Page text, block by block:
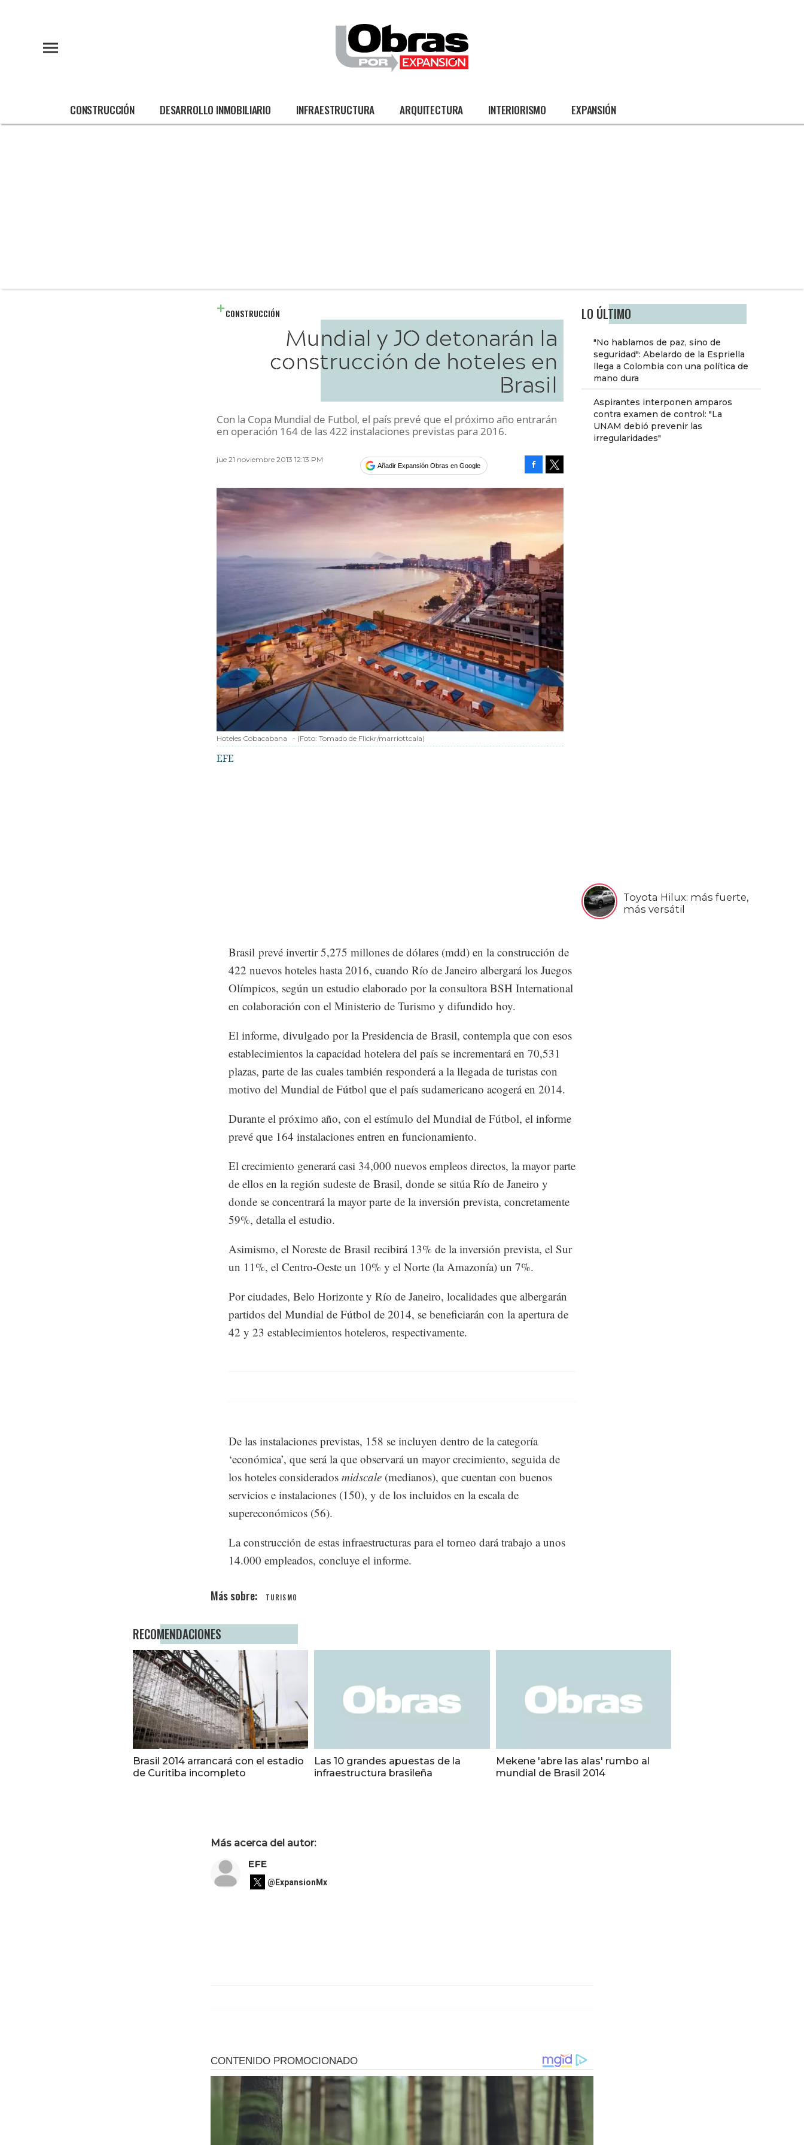
CONSTRUCCIÓN DESARROLLO INMOBILIARIO INFRAESTRUCTURA ARQUITECTURA INTERIORISMO EXPANSIÓN
LO ÚLTIMO
"No hablamos de paz, sino de
seguridad": Abelardo de la Espriella
llega a Colombia con una política de
mano dura
Aspirantes interponen amparos
contra examen de control: "La
UNAM debió prevenir las
irregularidades"
Toyota Hilux: más fuerte,
más versátil
CONSTRUCCIÓN
Mundial y JO detonarán la
construcción de hoteles en
Brasil
Con la Copa Mundial de Futbol, el país prevé que el próximo año entrarán
en operación 164 de las 422 instalaciones previstas para 2016.
jue 21 noviembre 2013 12:13 PM
Añadir Expansión Obras en Google
Hoteles Cobacabana - (Foto: Tomado de Flickr/marriottcala)
EFE
Brasil prevé invertir 5,275 millones de dólares (mdd) en la construcción de
422 nuevos hoteles hasta 2016, cuando Río de Janeiro albergará los Juegos
Olímpicos, según un estudio elaborado por la consultora BSH International
en colaboración con el Ministerio de Turismo y difundido hoy.
El informe, divulgado por la Presidencia de Brasil, contempla que con esos
establecimientos la capacidad hotelera del país se incrementará en 70,531
plazas, parte de las cuales también responderá a la llegada de turistas con
motivo del Mundial de Fútbol que el país sudamericano acogerá en 2014.
Durante el próximo año, con el estímulo del Mundial de Fútbol, el informe
prevé que 164 instalaciones entren en funcionamiento.
El crecimiento generará casi 34,000 nuevos empleos directos, la mayor parte
de ellos en la región sudeste de Brasil, donde se sitúa Río de Janeiro y
donde se concentrará la mayor parte de la inversión prevista, concretamente
59%, detalla el estudio.
Asimismo, el Noreste de Brasil recibirá 13% de la inversión prevista, el Sur
un 11%, el Centro-Oeste un 10% y el Norte (la Amazonía) un 7%.
Por ciudades, Belo Horizonte y Río de Janeiro, localidades que albergarán
partidos del Mundial de Fútbol de 2014, se beneficiarán con la apertura de
42 y 23 establecimientos hoteleros, respectivamente.
De las instalaciones previstas, 158 se incluyen dentro de la categoría
‘económica’, que será la que observará un mayor crecimiento, seguida de
los hoteles considerados midscale (medianos), que cuentan con buenos
servicios e instalaciones (150), y de los incluidos en la escala de
supereconómicos (56).
La construcción de estas infraestructuras para el torneo dará trabajo a unos
14.000 empleados, concluye el informe.
TURISMO
RECOMENDACIONES
Brasil 2014 arrancará con el estadio
de Curitiba incompleto
Las 10 grandes apuestas de la
infraestructura brasileña
Mekene 'abre las alas' rumbo al
mundial de Brasil 2014
Más acerca del autor:
EFE
@ExpansionMx